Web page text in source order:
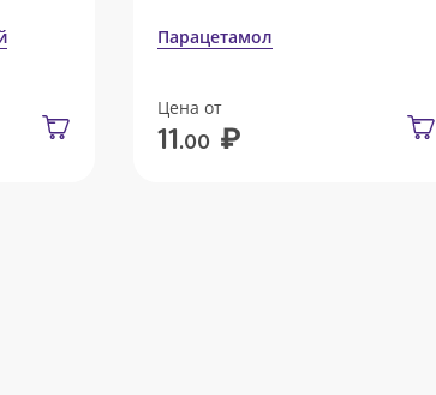
Парацетамол
Цена от
11.00 ₽